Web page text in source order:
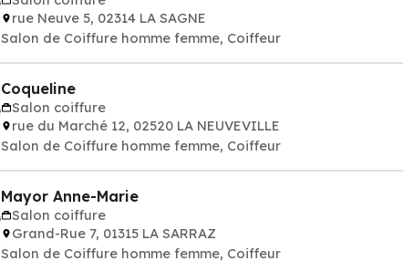
rue Neuve 5, 02314 LA SAGNE
Salon de Coiffure homme femme, Coiffeur
Coqueline
Salon coiffure
rue du Marché 12, 02520 LA NEUVEVILLE
Salon de Coiffure homme femme, Coiffeur
Mayor Anne-Marie
Salon coiffure
Grand-Rue 7, 01315 LA SARRAZ
Salon de Coiffure homme femme, Coiffeur